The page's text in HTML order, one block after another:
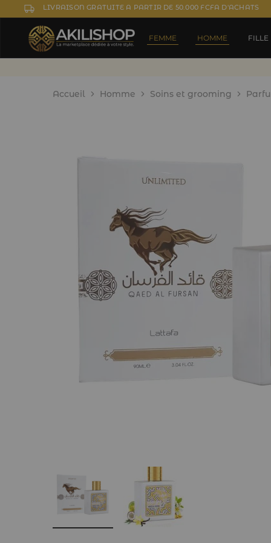
LIVRAISON GRATUITE A PARTIR DE 50.000 FCFA D'ACHATS
FEMME HOMME FILLE
Accueil Homme Soins et grooming